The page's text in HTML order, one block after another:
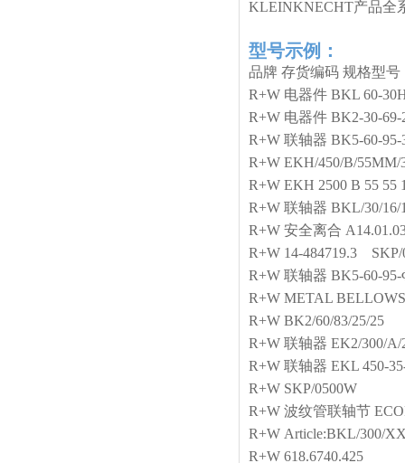
KLEINKNECHT产品全
型号示例：
品牌 存货编码 规格型号
R+W 电器件 BKL 60-
R+W 电器件 BK2-30-69-
R+W 联轴器 BK5-60-95-
R+W EKH/450/B/55MM/
R+W EKH 2500 B 55 55
R+W 联轴器 BKL/30/16/
R+W 安全离合
R+W 14-484719.3 SKP/
R+W 联轴器 BK5-60-
R+W METAL
R+W BK2/60/83/25/25
R+W 联轴器 EK2/300/A/
R+W 联轴器 EKL 450-
R+W SKP/0500W
R+W 波纹管联轴节
R+W Article:BKL/300/
R+W 618.6740.425